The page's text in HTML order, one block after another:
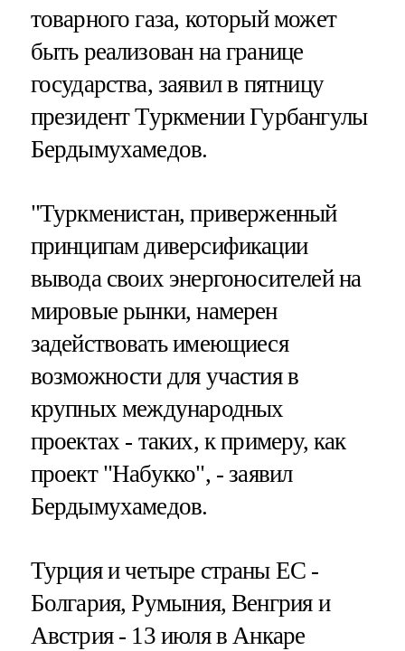
товарного газа, который может
быть реализован на границе
государства, заявил в пятницу
президент Туркмении Гурбангулы
Бердымухамедов.
"Туркменистан, приверженный
принципам диверсификации
вывода своих энергоносителей на
мировые рынки, намерен
задействовать имеющиеся
возможности для участия в
крупных международных
проектах - таких, к примеру, как
проект "Набукко", - заявил
Бердымухамедов.
Турция и четыре страны ЕС -
Болгария, Румыния, Венгрия и
Австрия - 13 июля в Анкаре